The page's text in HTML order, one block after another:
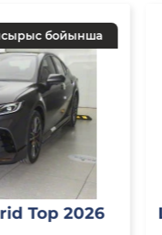
бойынша
Top 2026